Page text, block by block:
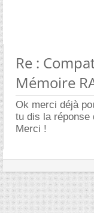
Re :
Mémoire
Ok merci déjà
tu dis la réponse
Merci !